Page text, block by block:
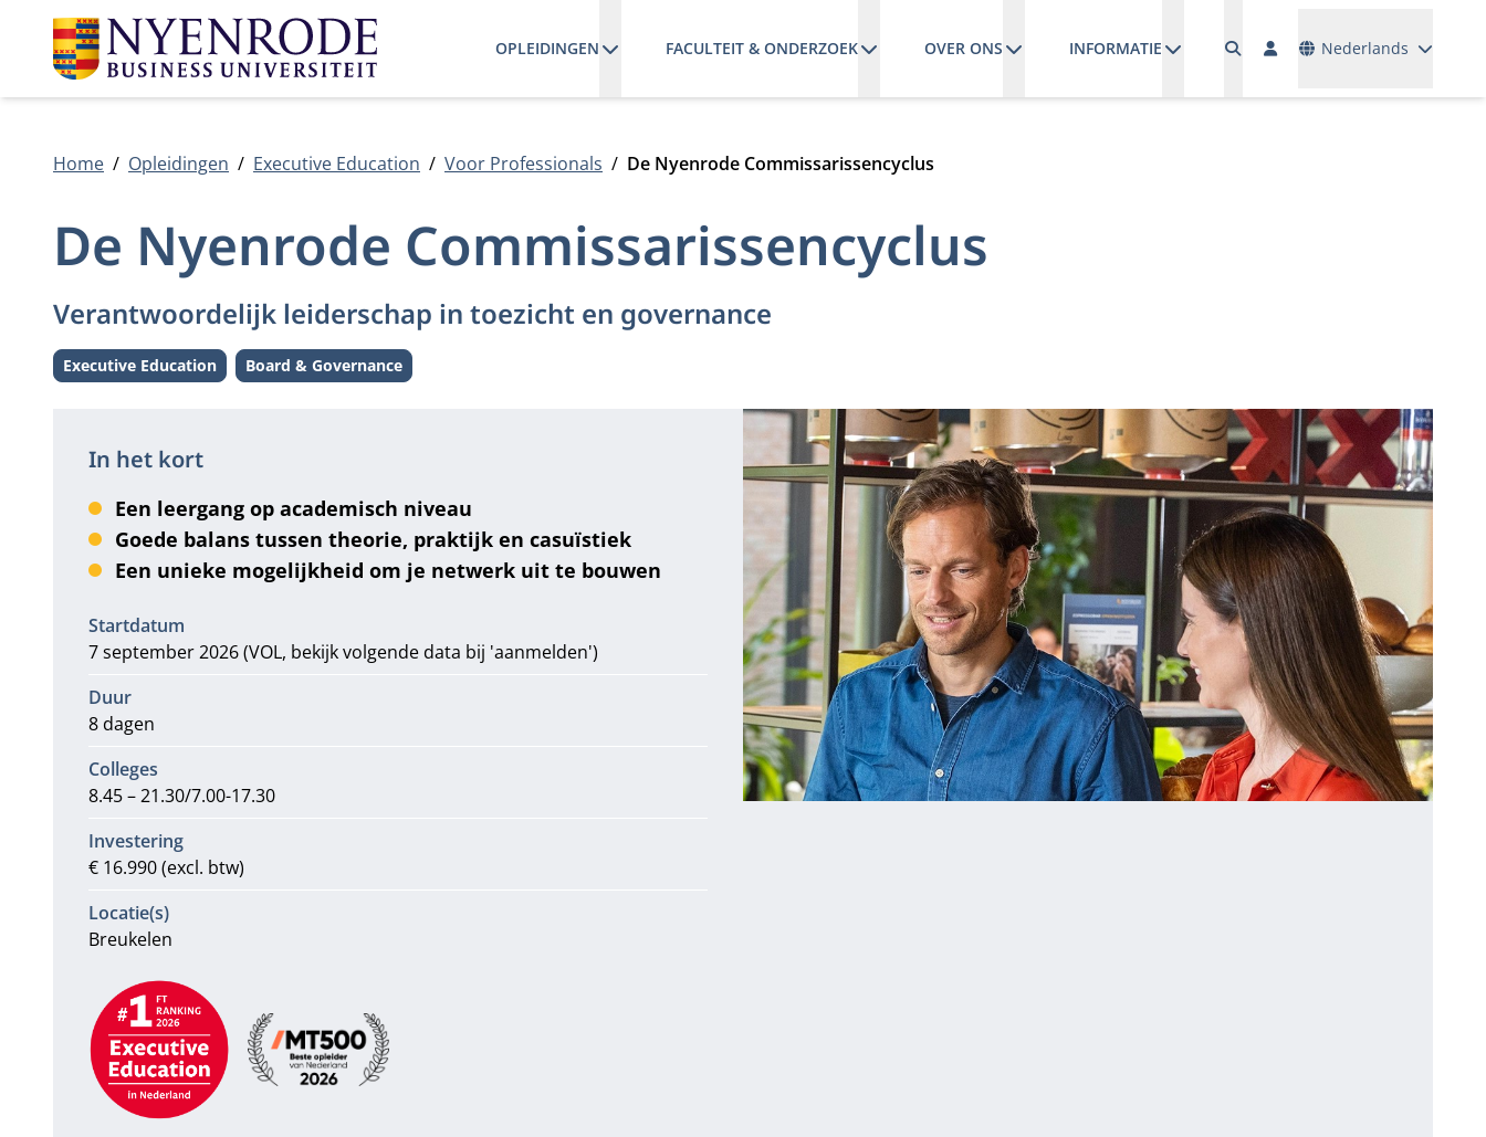
OPLEIDINGEN FACULTEIT & ONDERZOEK OVER ONS INFORMATIE Nederlands
Home Opleidingen Executive Education Voor Professionals De Nyenrode Commissarissencyclus
De Nyenrode Commissarissencyclus
Verantwoordelijk leiderschap in toezicht en governance
Level:
Executive Education Thema:
Board & Governance
In het kort
Een leergang op academisch niveau
Goede balans tussen theorie, praktijk en casuïstiek
Een unieke mogelijkheid om je netwerk uit te bouwen
Informatie
Startdatum
7 september 2026 (VOL, bekijk volgende data bij 'aanmelden')
Duur
8 dagen
Colleges
8.45 – 21.30/7.00-17.30
Investering
€ 16.990 (excl. btw)
Locatie(s)
Breukelen
Aanbevelingen